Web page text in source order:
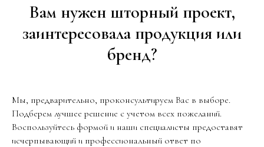
Вам нужен шторный проект,
заинтересовала продукция или
бренд?
Мы, предварительно, проконсультируем Вас в выборе.
Подберем лучшее решение с учетом всех пожеланий.
Воспользуйтесь формой и наши специалисты предоставят
исчерпывающий и профессиональный ответ по